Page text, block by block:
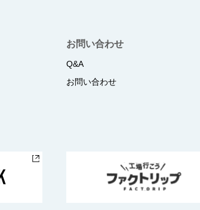
お問い合わせ
Q&A
お問い合わせ